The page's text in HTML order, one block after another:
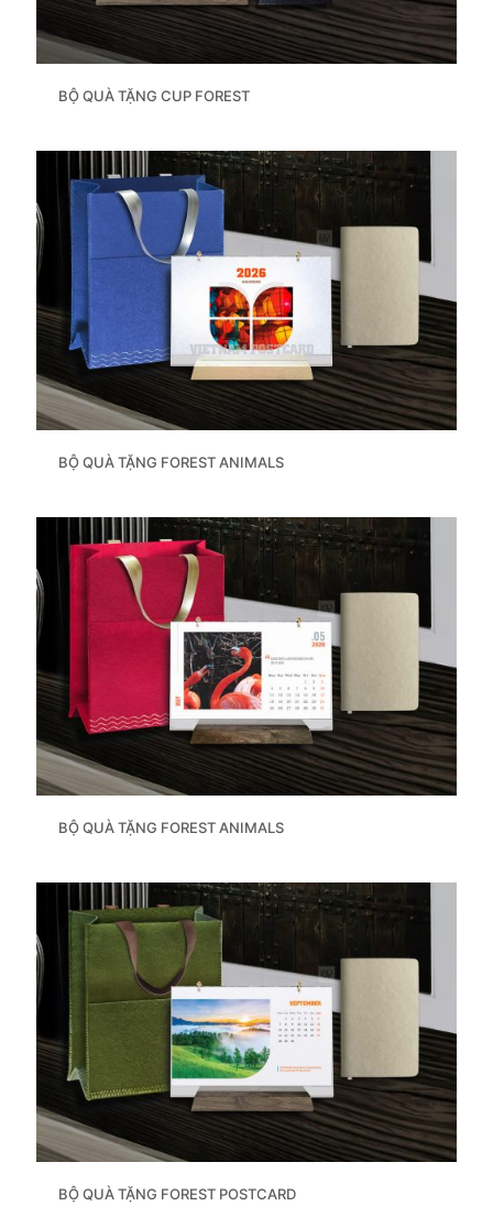
BỘ QUÀ TẶNG CUP FOREST
BỘ QUÀ TẶNG FOREST ANIMALS
BỘ QUÀ TẶNG FOREST ANIMALS
BỘ QUÀ TẶNG FOREST POSTCARD